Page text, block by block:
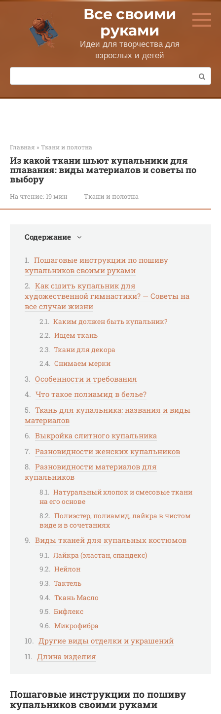
Перейти
контенту
Все своими
руками
Идеи для творчества для
взрослых и детей
Поиск:
Главная » Ткани и полотна
Из какой ткани шьют купальники для
плавания: виды материалов и советы по
выбору
На чтение: 19 мин Ткани и полотна
Содержание
Пошаговые инструкции по пошиву
купальников своими руками
Как сшить купальник для
художественной гимнастики? — Советы на
все случаи жизни
Каким должен быть купальник?
Ищем ткань
Ткани для декора
Снимаем мерки
Особенности и требования
Что такое полиамид в белье?
Ткань для купальника: названия и виды
материалов
Выкройка слитного купальника
Разновидности женских купальников
Разновидности материалов для
купальников
Натуральный хлопок и смесовые ткани
на его основе
Полиэстер, полиамид, лайкра в чистом
виде и в сочетаниях
Виды тканей для купальных костюмов
Лайкра (эластан, спандекс)
Нейлон
Тактель
Ткань Масло
Бифлекс
Микрофибра
Другие виды отделки и украшений
Длина изделия
Пошаговые инструкции по пошиву
купальников своими руками